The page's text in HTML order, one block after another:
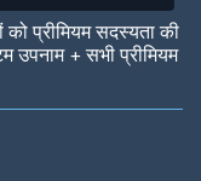
प्रीमियम सदस्यता की
उपनाम + सभी प्रीमियम